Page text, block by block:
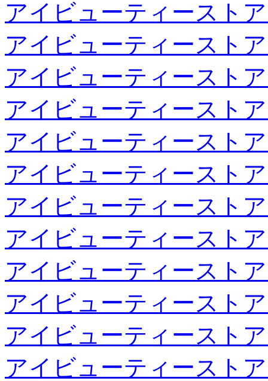
アイビューティースト
アイビューティースト
アイビューティースト
アイビューティースト
アイビューティースト
アイビューティースト
アイビューティースト
アイビューティースト
アイビューティースト
アイビューティースト
アイビューティースト
アイビューティースト